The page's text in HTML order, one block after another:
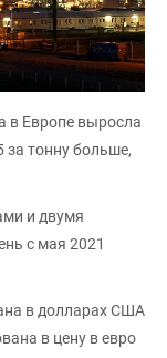
в Европе выросла
за тонну больше,
и двумя
с мая 2021
в долларах США
в цену в евро